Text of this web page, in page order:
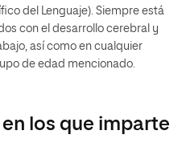
del Lenguaje). Siempre está
con el desarrollo cerebral y
así como en cualquier
de edad mencionado.
los que imparte